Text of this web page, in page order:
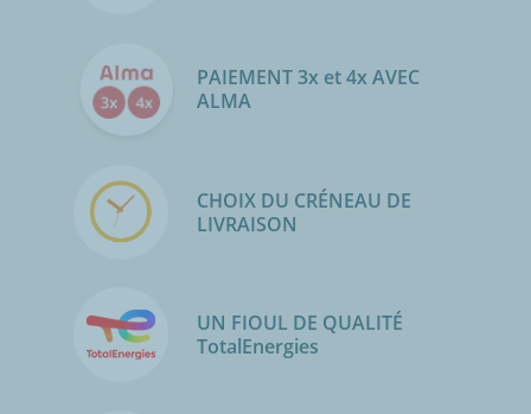
PAIEMENT 3x et 4x AVEC
ALMA
CHOIX DU CRÉNEAU DE
LIVRAISON
UN FIOUL DE QUALITÉ
TotalEnergies